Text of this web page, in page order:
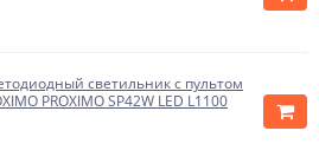
светильник с пультом
PROXIMO SP42W LED L1100